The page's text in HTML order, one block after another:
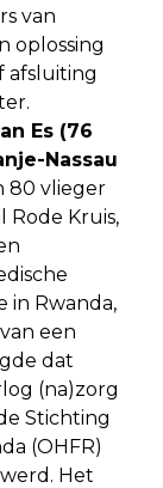
van
oplossing
afsluiting
Es (76
Nassau
80 vlieger
Rode Kruis,
in Rwanda,
een
dat
(na)zorg
Stichting
(OHFR)
Het